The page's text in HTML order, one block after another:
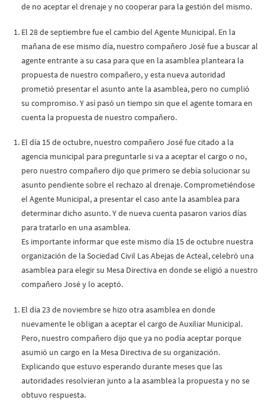
de no aceptar el drenaje y no cooperar para la gestión del mismo.
El 28 de septiembre fue el cambio del Agente Municipal. En la
mañana de ese mismo día, nuestro compañero José fue a buscar al
agente entrante a su casa para que en la asamblea planteara la
propuesta de nuestro compañero, y esta nueva autoridad
prometió presentar el asunto ante la asamblea, pero no cumplió
su compromiso. Y así pasó un tiempo sin que el agente tomara en
cuenta la propuesta de nuestro compañero.
El día 15 de octubre, nuestro compañero José fue citado a la
agencia municipal para preguntarle si va a aceptar el cargo o no,
pero nuestro compañero dijo que primero se debía solucionar su
asunto pendiente sobre el rechazo al drenaje. Comprometiéndose
el Agente Municipal, a presentar el caso ante la asamblea para
determinar dicho asunto. Y de nueva cuenta pasaron varios días
para tratarlo en una asamblea.
Es importante informar que este mismo día 15 de octubre nuestra
organización de la Sociedad Civil Las Abejas de Acteal, celebró una
asamblea para elegir su Mesa Directiva en donde se eligió a nuestro
compañero José y lo aceptó.
El día 23 de noviembre se hizo otra asamblea en donde
nuevamente le obligan a aceptar el cargo de Auxiliar Municipal.
Pero, nuestro compañero dijo que ya no podía aceptar porque
asumió un cargo en la Mesa Directiva de su organización.
Explicando que estuvo esperando durante meses que las
autoridades resolvieran junto a la asamblea la propuesta y no se
obtuvo respuesta.